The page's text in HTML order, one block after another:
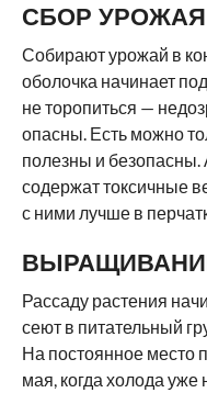
СБОР
Собирают урожай в
оболочка начинает
не торопиться —
опасны. Есть можно
полезны и безопасны.
содержат токсичные
с ними лучше в
Рассаду растения
сеют в питательный
На постоянное место
мая, когда холода уже